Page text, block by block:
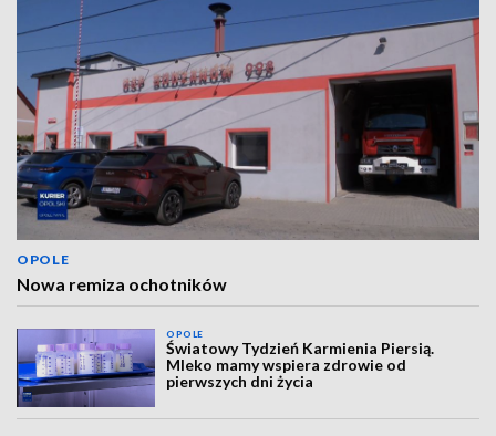
OPOLE
Nowa remiza ochotników
OPOLE
Światowy Tydzień Karmienia Piersią.
Mleko mamy wspiera zdrowie od
pierwszych dni życia